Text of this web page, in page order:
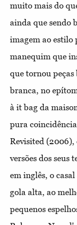
muito mais do
ainda que sendo
imagem ao estilo
manequim que
que tornou peças
branca, no
à it bag da
pura
Revisited (2006),
versões dos seus
em inglês, o
gola alta, ao
pequenos